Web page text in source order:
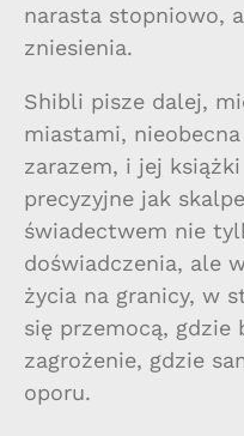
narasta stopniowo,
zniesienia.
Shibli pisze dalej,
miastami,
zarazem, i jej
precyzyjne jak
świadectwem nie
doświadczenia, ale
życia na granicy, w
się przemocą, gdzie
zagrożenie, gdzie
oporu.